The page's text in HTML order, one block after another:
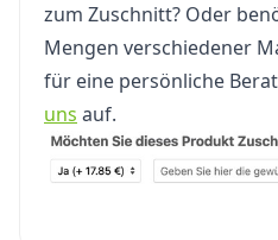
zum Zuschnitt? Oder
Mengen verschiedener
für eine persönliche
uns auf.